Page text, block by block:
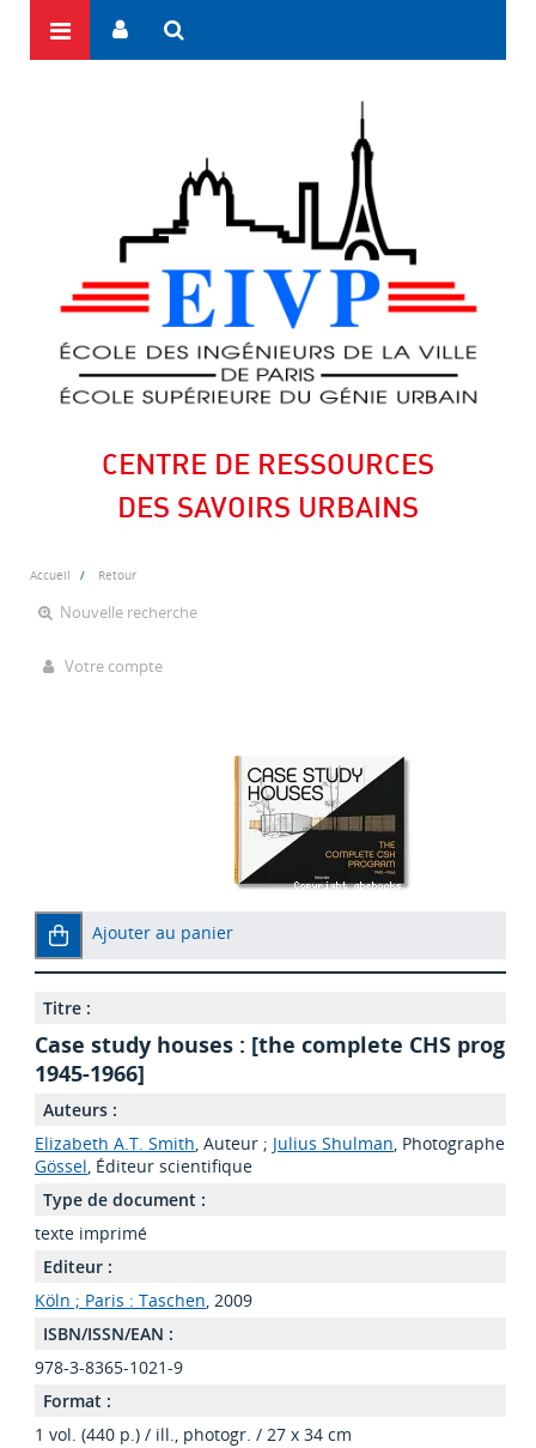
CENTRE DE RESSOURCES
DES SAVOIRS URBAINS
Accueil Retour
Nouvelle recherche
Votre compte
Ajouter au panier
Titre :
Case study houses : [the complete CHS
1945-1966]
Auteurs :
Elizabeth A.T. Smith, Auteur ; Julius Shulman, Photographe ;
Gössel, Éditeur scientifique
Type de document :
texte imprimé
Editeur :
Köln ; Paris : Taschen, 2009
ISBN/ISSN/EAN :
978-3-8365-1021-9
Format :
1 vol. (440 p.) / ill., photogr. / 27 x 34 cm